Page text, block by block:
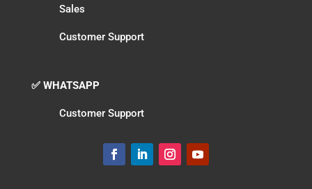
Sales
Customer Support
✅ WHATSAPP
Customer Support